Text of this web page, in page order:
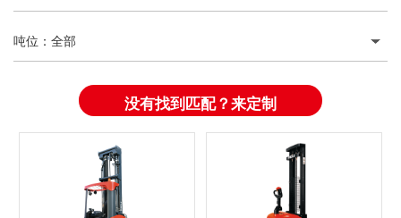
吨位 ： 全部
没有找到匹配？来定制